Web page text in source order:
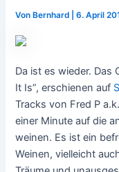
Von Bernhard |6. April
Da ist es wieder. Das
It Is”, erschienen auf
Tracks von Fred P
einer Minute auf die
weinen. Es ist ein
Weinen, vielleicht